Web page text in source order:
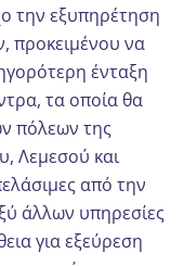
την εξυπηρέτηση
προκειμένου να
ένταξη
τα οποία θα
πόλεων της
Λεμεσού και
από την
άλλων υπηρεσίες
για εξεύρεση